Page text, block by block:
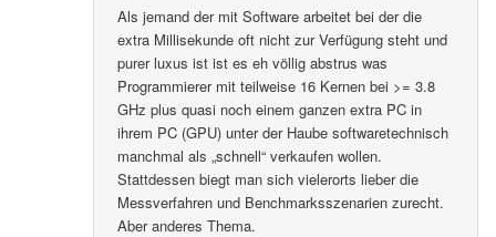
Als jemand der mit Software arbeitet bei der die
extra Millisekunde oft nicht zur Verfügung steht und
purer luxus ist ist es eh völlig abstrus was
Programmierer mit teilweise 16 Kernen bei >= 3.8
GHz plus quasi noch einem ganzen extra PC in
ihrem PC (GPU) unter der Haube softwaretechnisch
manchmal als „schnell“ verkaufen wollen.
Stattdessen biegt man sich vielerorts lieber die
Messverfahren und Benchmarksszenarien zurecht.
Aber anderes Thema.